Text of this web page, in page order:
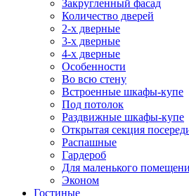
Закругленный фасад
Количество дверей
2-х дверные
3-х дверные
4-х дверные
Особенности
Во всю стену
Встроенные шкафы-купе
Под потолок
Раздвижные шкафы-купе
Открытая секция
Распашные
Гардероб
Для маленького
Эконом
Гостиные